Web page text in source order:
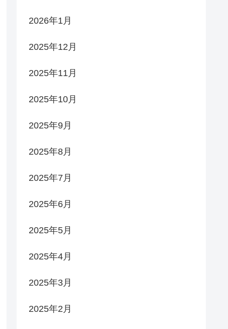
2026年1月
2025年12月
2025年11月
2025年10月
2025年9月
2025年8月
2025年7月
2025年6月
2025年5月
2025年4月
2025年3月
2025年2月